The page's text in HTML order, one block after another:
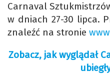
Carnaval
w dniach 27-30 lipca.
znaleźć na stronie
Zobacz, jak wyglądał